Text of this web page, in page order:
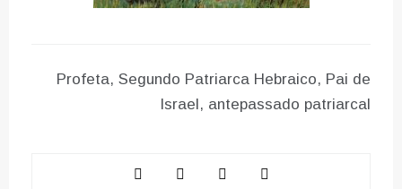
Profeta, Segundo Patriarca Hebraico, Pai de
Israel, antepassado patriarcal